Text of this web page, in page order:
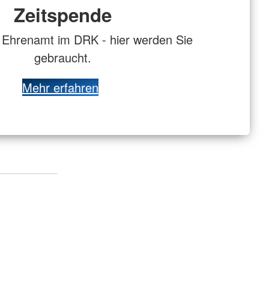
Zeitspende
im DRK - hier werden Sie
gebraucht.
Mehr erfahren